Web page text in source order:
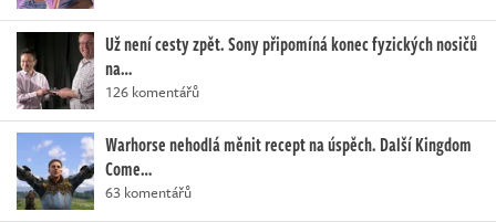
Už není cesty zpět. Sony připomíná konec fyzických nosičů
na…
126 komentářů
Warhorse nehodlá měnit recept na úspěch. Další Kingdom
Come…
63 komentářů